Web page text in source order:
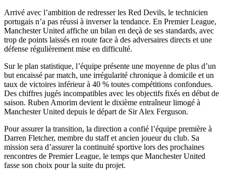
Arrivé avec l’ambition de redresser les Red Devils, le technicien
portugais n’a pas réussi à inverser la tendance. En Premier League,
Manchester United affiche un bilan en deçà de ses standards, avec
trop de points laissés en route face à des adversaires directs et une
défense régulièrement mise en difficulté.
Sur le plan statistique, l’équipe présente une moyenne de plus d’un
but encaissé par match, une irrégularité chronique à domicile et un
taux de victoires inférieur à 40 % toutes compétitions confondues.
Des chiffres jugés incompatibles avec les objectifs fixés en début de
saison. Ruben Amorim devient le dixième entraîneur limogé à
Manchester United depuis le départ de Sir Alex Ferguson.
Pour assurer la transition, la direction a confié l’équipe première à
Darren Fletcher, membre du staff et ancien joueur du club. Sa
mission sera d’assurer la continuité sportive lors des prochaines
rencontres de Premier League, le temps que Manchester United
fasse son choix pour la suite du projet.